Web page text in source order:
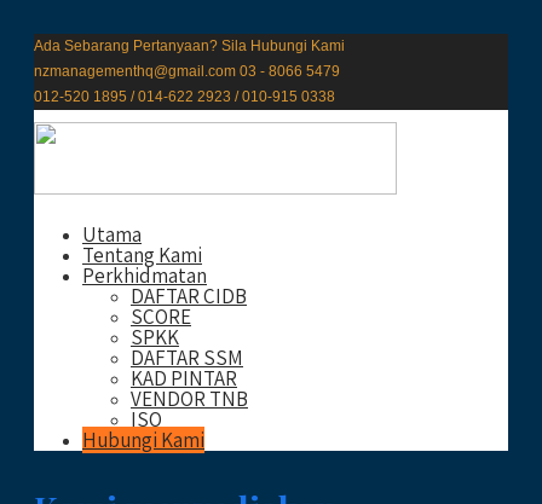
Ada Sebarang Pertanyaan? Sila Hubungi Kami
nzmanagementhq@gmail.com 03 - 8066 5479
012-520 1895 / 014-622 2923 / 010-915 0338
Utama
Tentang Kami
Perkhidmatan
DAFTAR CIDB
SCORE
SPKK
DAFTAR SSM
KAD PINTAR
VENDOR TNB
ISO
Hubungi Kami